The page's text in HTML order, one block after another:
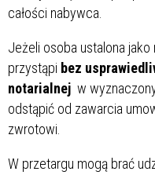
całości nabywca.
Jeżeli osoba ustalona
przystąpi bez
notarialnej w
odstąpić od zawarcia
zwrotowi.
W przetargu mogą brać